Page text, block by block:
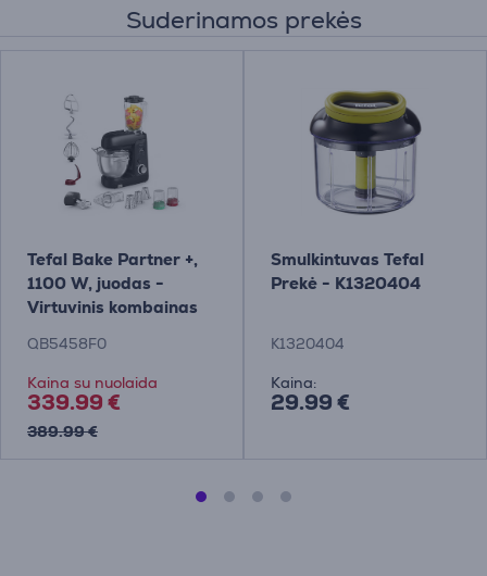
Suderinamos prekės
Tefal Bake Partner +,
1100 W, juodas -
Virtuvinis kombainas
QB5458F0
Kaina su nuolaida
339.99 €
389.99 €
Smulkintuvas Tefal
Prekė - K1320404
K1320404
Kaina:
29.99 €